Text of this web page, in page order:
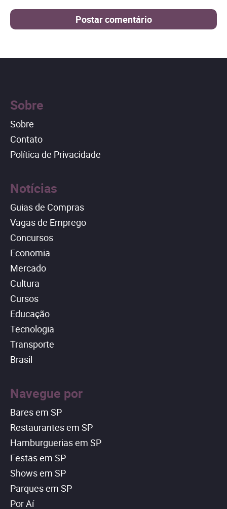
Sobre
Sobre
Contato
Política de Privacidade
Notícias
Guias de Compras
Vagas de Emprego
Concursos
Economia
Mercado
Cultura
Cursos
Educação
Tecnologia
Transporte
Brasil
Navegue por
Bares em SP
Restaurantes em SP
Hamburguerias em SP
Festas em SP
Shows em SP
Parques em SP
Por Aí